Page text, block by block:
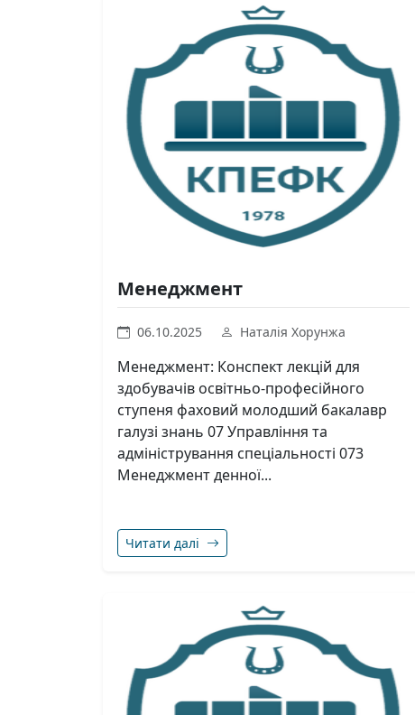
Менеджмент
06.10.2025 Наталія Хорунжа
Менеджмент: Конспект лекцій для
здобувачів освітньо-професійного
ступеня фаховий молодший бакалавр
галузі знань 07 Управління та
адміністрування спеціальності 073
Менеджмент денної...
Читати далі